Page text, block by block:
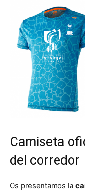
Camiseta
del corredor
Os presentamos la